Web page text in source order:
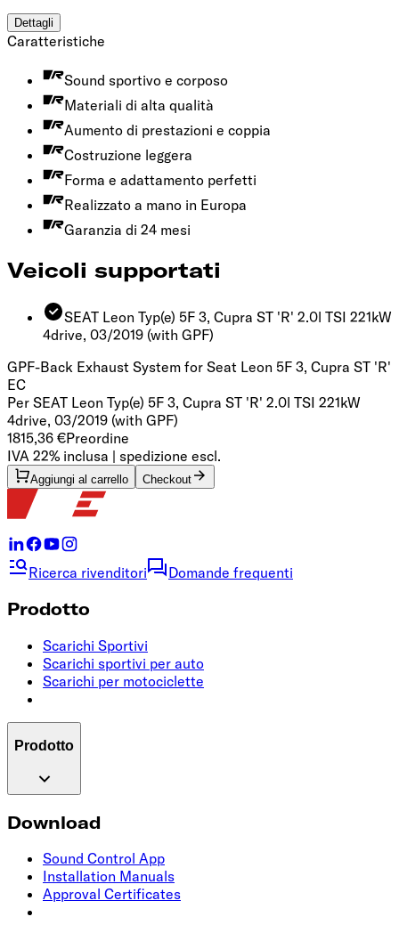
Dettagli
Caratteristiche
Sound sportivo e corposo
Materiali di alta qualità
Aumento di prestazioni e coppia
Costruzione leggera
Forma e adattamento perfetti
Realizzato a mano in Europa
Garanzia di 24 mesi
Veicoli supportati
SEAT Leon Typ(e) 5F 3, Cupra ST 'R' 2.0l TSI 221kW
4drive, 03/2019 (with GPF)
GPF-Back Exhaust System for Seat Leon 5F 3, Cupra ST 'R'
EC
Per SEAT Leon Typ(e) 5F 3, Cupra ST 'R' 2.0l TSI 221kW
4drive, 03/2019 (with GPF)
1815,36 €Preordine
IVA 22% inclusa | spedizione escl.
Aggiungi al carrello Checkout
Ricerca rivenditori Domande frequenti
Prodotto
Scarichi Sportivi
Scarichi sportivi per auto
Scarichi per motociclette
Prodotto
Download
Sound Control App
Installation Manuals
Approval Certificates